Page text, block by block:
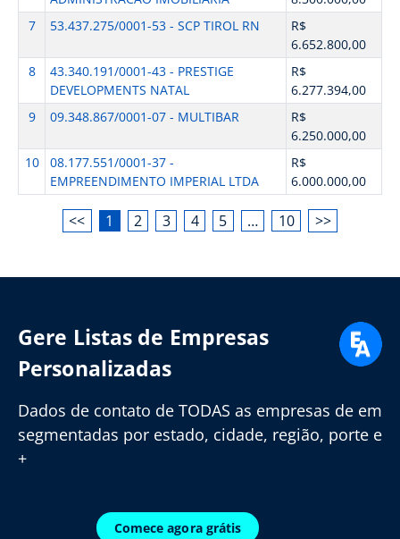
7
53.437.275/0001-53 - SCP TIROL RN
R$
6.652.800,00
8
43.340.191/0001-43 - PRESTIGE
DEVELOPMENTS NATAL
R$
6.277.394,00
9
09.348.867/0001-07 - MULTIBAR
R$
6.250.000,00
10
08.177.551/0001-37 -
EMPREENDIMENTO IMPERIAL LTDA
R$
6.000.000,00
<< 1 2 3 4 5 … 10 >>
Gere Listas de Empresas
Personalizadas
Dados de contato de TODAS as empresas de em
segmentadas por estado, cidade, região, porte e
+
Comece agora grátis